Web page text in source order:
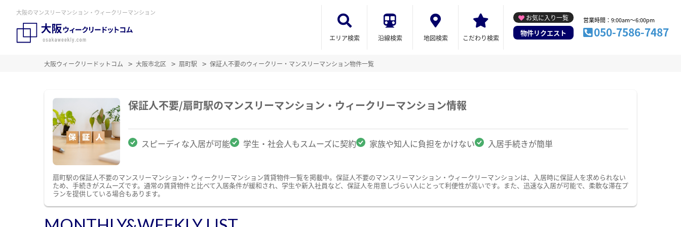
大阪のマンスリーマンション・ウィークリーマンション
エリア検索 沿線検索 地図検索 こだわり検索
お気に入り一覧
物件リクエスト
営業時間：9:00am～6:00pm
050-7586-7487
大阪ウィークリードットコム 大阪市北区 扇町駅 保証人不要のウィークリー・マンスリーマンション物件一覧
保証人不要/扇町駅のマンスリーマンション・ウィークリーマンション情報
スピーディな入居が可能 学生・社会人もスムーズに契約 家族や知人に負担をかけない 入居手続きが簡単
扇町駅の保証人不要のマンスリーマンション・ウィークリーマンション賃貸物件一覧を掲載中。保証人不要のマンスリーマンション・ウィークリーマンションは、入居時に保証人を求められない
ため、手続きがスムーズです。通常の賃貸物件と比べて入居条件が緩和され、学生や新入社員など、保証人を用意しづらい人にとって利便性が高いです。また、迅速な入居が可能で、柔軟な滞在プ
ランを提供している場合もあります。